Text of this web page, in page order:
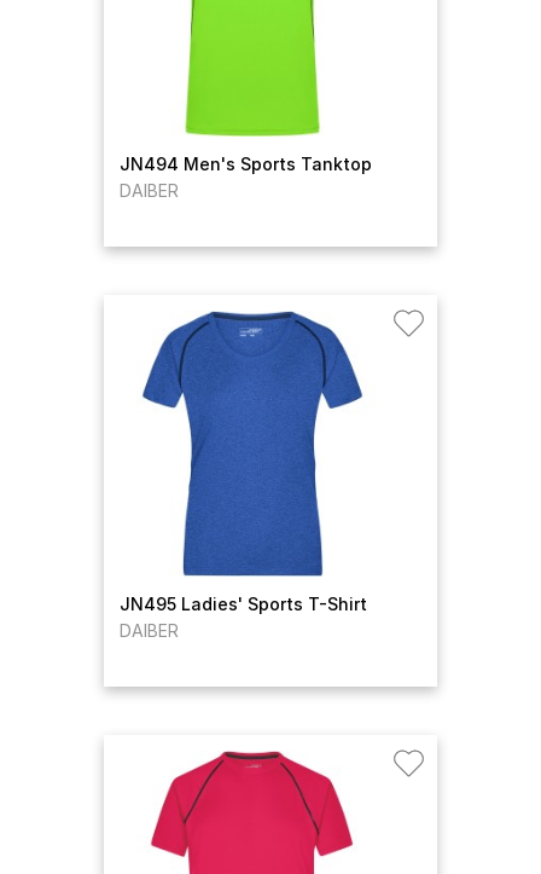
JN494 Men's Sports Tanktop
DAIBER
JN495 Ladies' Sports T-Shirt
DAIBER